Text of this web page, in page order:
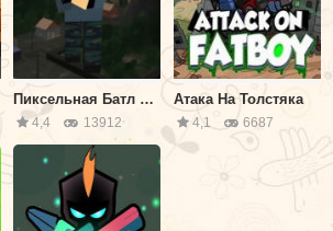
Пиксельная Батл Рояль 3Д
4,4 13912
Атака На Толстяка
4,1 6687